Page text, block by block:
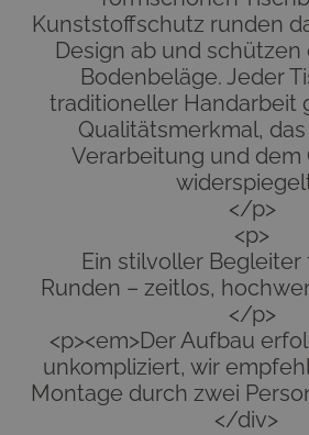
Kunststoffschutz runden
Design ab und
Bodenbeläge. Jeder
traditioneller Handarbeit
Qualitätsmerkmal,
Verarbeitung und dem
</p>
<p>
Ein stilvoller Begleiter
Runden – zeitlos,
</p>
<p><em>Der Aufbau
unkompliziert, wir
Montage durch zwei
</div>